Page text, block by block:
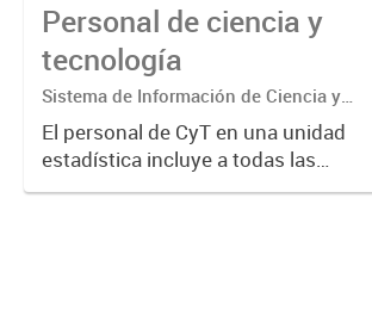
Personal de ciencia y
tecnología
Sistema de Información de Ciencia y
Tecnología Argentino (SICYTAR)
El personal de CyT en una unidad
estadística incluye a todas las
personas involucradas